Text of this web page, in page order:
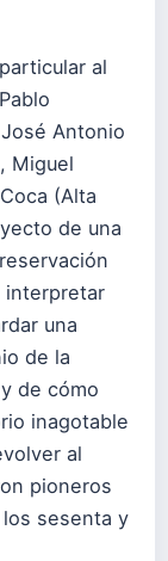
al
Antonio
Miguel
(Alta
de una
interpretar
una
de la
de cómo
inagotable
al
pioneros
sesenta y